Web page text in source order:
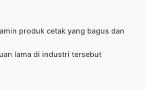
produk cetak yang bagus dan
lama di industri tersebut